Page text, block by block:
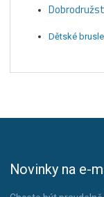
Dětské brusle
Novinky na e-